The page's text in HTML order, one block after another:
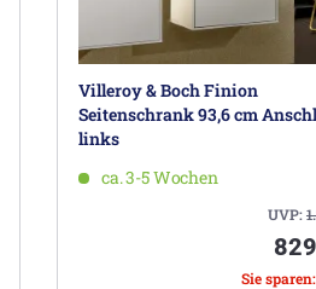
Villeroy & Boch Finion
Seitenschrank 93,6 cm
links
ca. 3-5 Wochen
UVP:
Sie